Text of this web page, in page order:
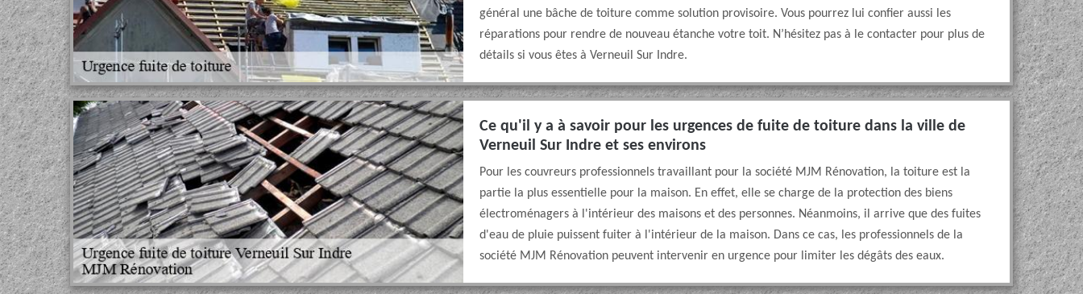
général une bâche de toiture comme solution provisoire. Vous pourrez lui confier aussi les
réparations pour rendre de nouveau étanche votre toit. N’hésitez pas à le contacter pour plus de
détails si vous êtes à Verneuil Sur Indre.
Ce qu'il y a à savoir pour les urgences de fuite de toiture dans la ville de
Verneuil Sur Indre et ses environs
Pour les couvreurs professionnels travaillant pour la société MJM Rénovation, la toiture est la
partie la plus essentielle pour la maison. En effet, elle se charge de la protection des biens
électroménagers à l'intérieur des maisons et des personnes. Néanmoins, il arrive que des fuites
d'eau de pluie puissent fuiter à l'intérieur de la maison. Dans ce cas, les professionnels de la
société MJM Rénovation peuvent intervenir en urgence pour limiter les dégâts des eaux.